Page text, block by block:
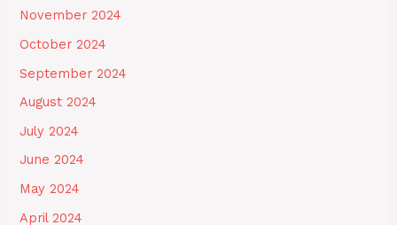
November 2024
October 2024
September 2024
August 2024
July 2024
June 2024
May 2024
April 2024